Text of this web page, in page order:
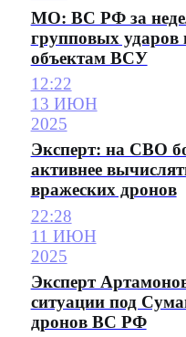
МО: ВС РФ за
групповых
объектам ВСУ
12:22
13 ИЮН
2025
Эксперт: на СВО
активнее
вражеских дронов
22:28
11 ИЮН
2025
Эксперт
ситуации под
дронов ВС РФ